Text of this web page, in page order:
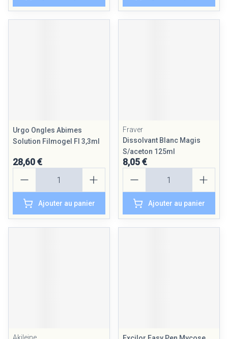
Urgo Ongles Abimes
Solution Filmogel Fl 3,3ml
28,60 €
Ajouter au panier
Fraver
Dissolvant Blanc Magis
S/aceton 125ml
8,05 €
Ajouter au panier